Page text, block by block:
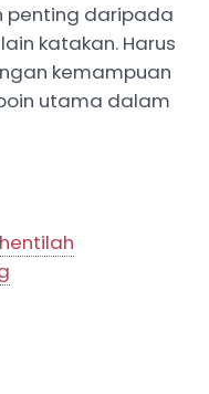
penting daripada
katakan. Harus
kemampuan
utama dalam